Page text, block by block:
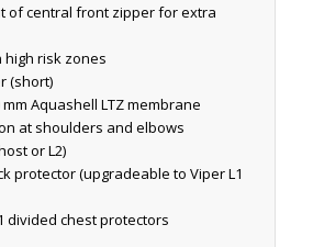
of central front zipper for extra
high risk zones
(short)
Aquashell LTZ membrane
at shoulders and elbows
or L2)
protector (upgradeable to Viper L1
divided chest protectors